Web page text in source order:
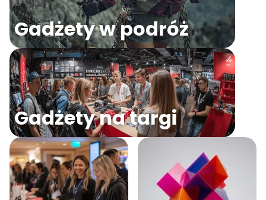
Gadżety w podróż
Gadżety na targi